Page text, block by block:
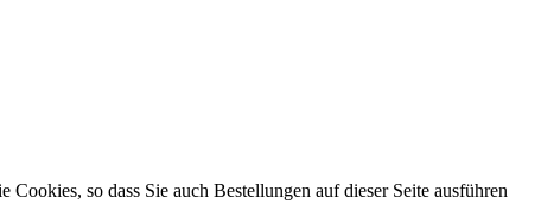
so dass Sie auch Bestellungen auf dieser Seite ausführen